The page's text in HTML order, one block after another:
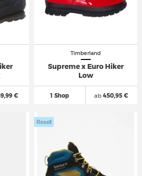
€
Timberland
Supreme x Euro Hiker
Low
1 Shop ab 450,95 €
Resell